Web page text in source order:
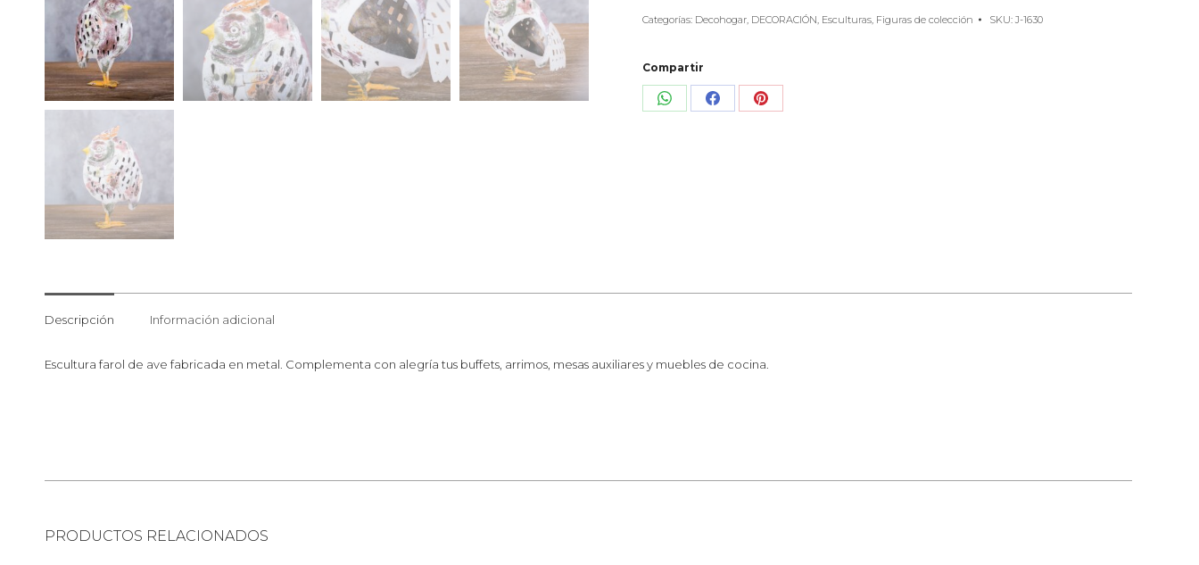
con
Categorías: Decohogar, DECORACIÓN, Esculturas, Figuras de colección SKU: J-1630
Compartir
Share Share Share
Descripción Información adicional
Escultura farol de ave fabricada en metal. Complementa con alegría tus buffets, arrimos, mesas auxiliares y muebles de cocina.
PRODUCTOS RELACIONADOS